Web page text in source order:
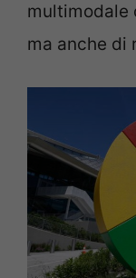
multimodale
ma anche di